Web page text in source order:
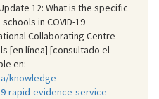
12: What is the specific
in COVID-19
Collaborating Centre
[en línea] [consultado el
en:
knowledge-
rapid-evidence-service